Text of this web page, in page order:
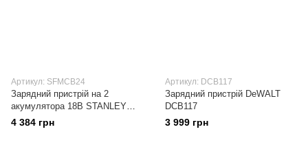
Артикул: SFMCB24
Зарядний пристрій на 2
акумулятора 18В STANLEY
FATMAX SFMCB24
4 384 грн
Артикул: DCB117
Зарядний пристрій DeWALT
DCB117
3 999 грн